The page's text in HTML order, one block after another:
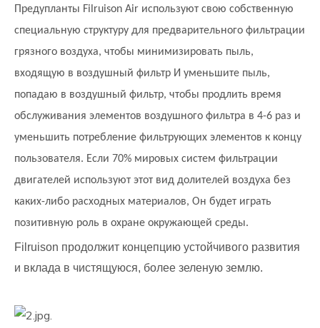
Предупланты Filruison Air используют свою собственную
специальную структуру для предварительного фильтрации
грязного воздуха, чтобы минимизировать пыль,
входящую в воздушный фильтр И уменьшите пыль,
попадаю в воздушный фильтр, чтобы продлить время
обслуживания элементов воздушного фильтра в 4-6 раз и
уменьшить потребление фильтрующих элементов к концу
пользователя. Если 70% мировых систем фильтрации
двигателей используют этот вид долителей воздуха без
каких-либо расходных материалов, Он будет играть
позитивную роль в охране окружающей среды.
Filruison продолжит концепцию устойчивого развития
и вклада в чистящуюся, более зеленую землю.